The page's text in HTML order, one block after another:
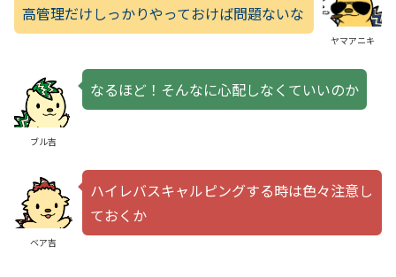
ヤマアニキ
高管理だけしっかりやっておけば問題ないな
ブル吉
なるほど！そんなに心配しなくていいのか
ベア吉
ハイレバスキャルピングする時は色々注意し
ておくか